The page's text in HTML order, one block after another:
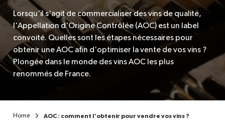
FR
Lorsqu'il s'agit de commercialiser des vins de qualité,
l'Appellation d'Origine Contrôlée (AOC) est un label
convoité. Quelles sont les étapes nécessaires pour
obtenir une AOC afin d'optimiser la vente de vos vins ?
Plongée dans le monde des vins AOC les plus
renommés de France.
Home AOC : comment l'obtenir pour vendre vos vins ?